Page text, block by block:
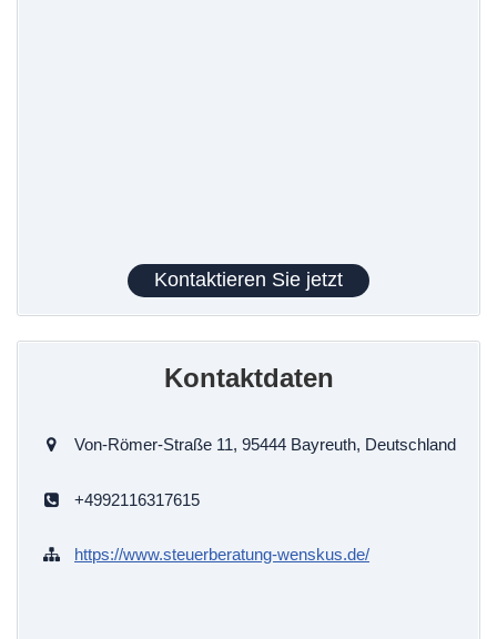
Kontaktieren Sie jetzt
Kontaktdaten
Von-Römer-Straße 11, 95444 Bayreuth, Deutschland
+4992116317615
https://www.steuerberatung-wenskus.de/